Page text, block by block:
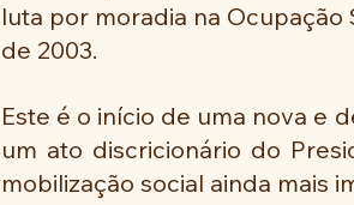
luta por moradia na Ocupação
de 2003.
Este é o início de uma nova e
um ato discricionário do
mobilização social ainda mais